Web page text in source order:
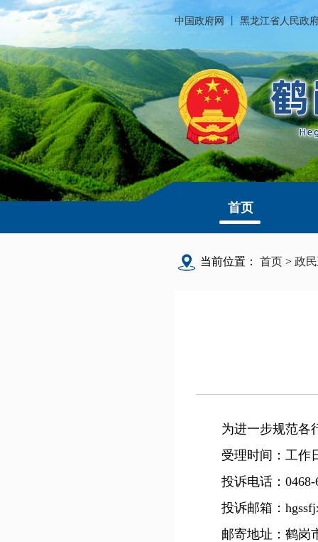
中国政府网 黑龙江省人民政
首页
当前位置： 首页 > 政
为进一步规范各行
受理时间：工作日
投诉电话：
投诉邮箱：
邮寄地址：鹤岗市